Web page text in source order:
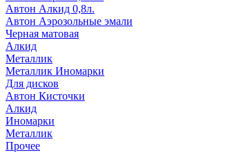
Автон Алкид 0,8л.
Автон Аэрозольные эмали
Черная матовая
Алкид
Металлик
Металлик Иномарки
Для дисков
Автон Кисточки
Алкид
Иномарки
Металлик
Прочее